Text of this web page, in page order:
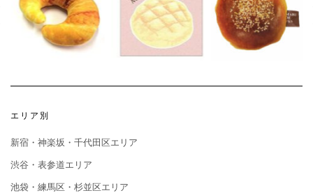
エリア別
新宿・神楽坂・千代田区エリア
渋谷・表参道エリア
池袋・練馬区・杉並区エリア